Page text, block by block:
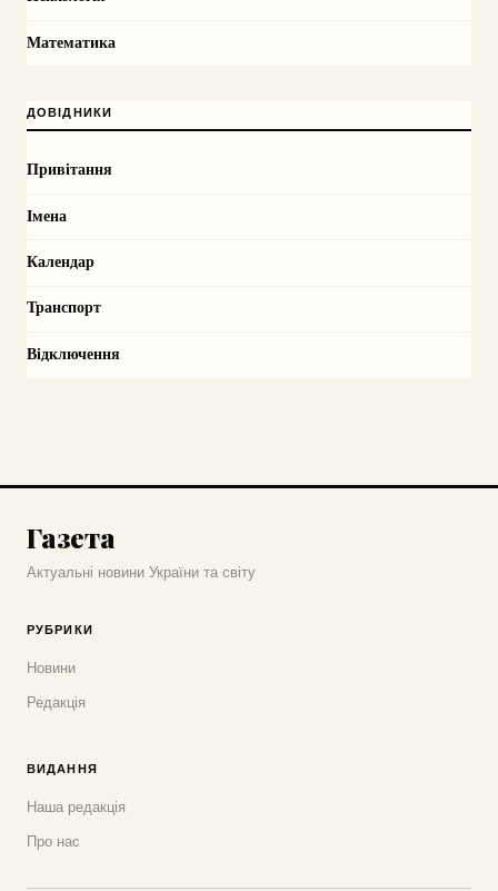
Математика
ДОВІДНИКИ
Привітання
Імена
Календар
Транспорт
Відключення
Газета
Актуальні новини України та світу
РУБРИКИ
Новини
Редакція
ВИДАННЯ
Наша редакція
Про нас